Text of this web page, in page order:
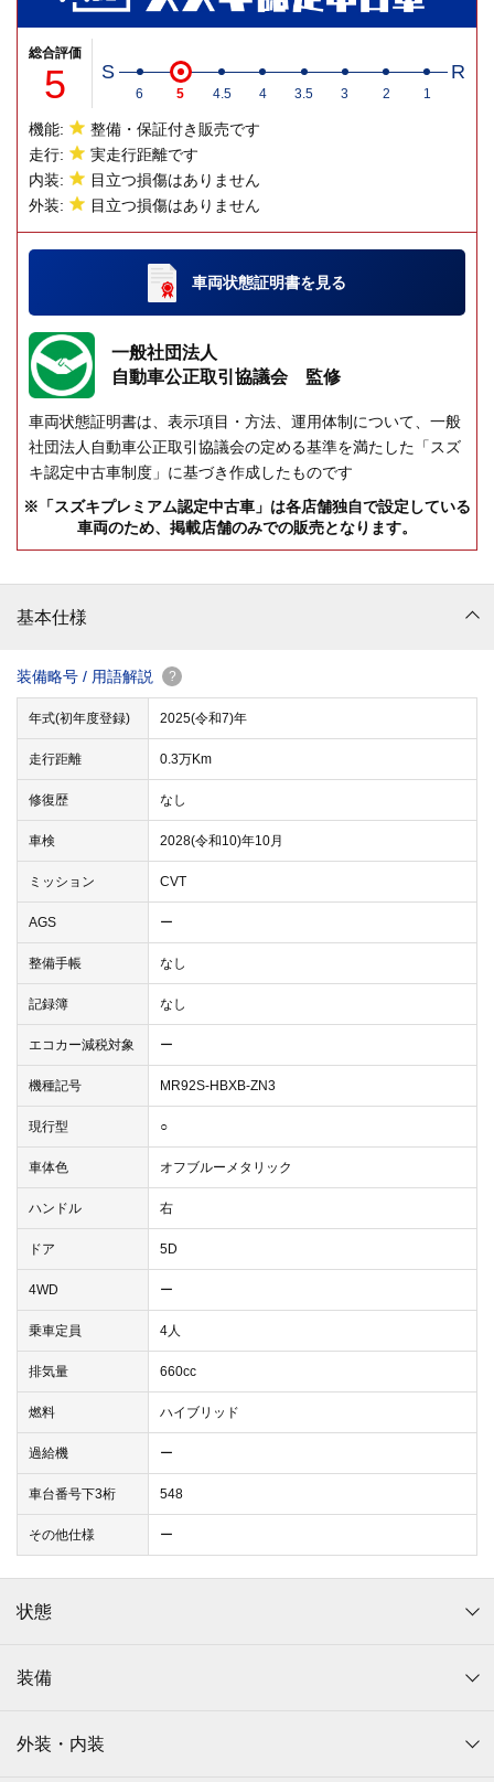
総合評価
5 S R
6 5 4.5 4 3.5 3 2 1
機能:
整備・保証付き販売です
走行:
実走行距離です
内装:
目立つ損傷はありません
外装:
目立つ損傷はありません
車両状態証明書を見る
一般社団法人
自動車公正取引協議会 監修
車両状態証明書は、表示項目・方法、運用体制について、一般
社団法人自動車公正取引協議会の定める基準を満たした「スズ
キ認定中古車制度」に基づき作成したものです
※「スズキプレミアム認定中古車」は各店舗独自で設定している
車両のため、掲載店舗のみでの販売となります。
基本仕様
装備略号 / 用語解説 ?
年式(初年度登録) 2025(令和7)年
走行距離 0.3万Km
修復歴 なし
車検 2028(令和10)年10月
ミッション CVT
AGS ー
整備手帳 なし
記録簿 なし
エコカー減税対象 ー
機種記号 MR92S-HBXB-ZN3
現行型 ○
車体色 オフブルーメタリック
ハンドル 右
ドア 5D
4WD ー
乗車定員 4人
排気量 660cc
燃料 ハイブリッド
過給機 ー
車台番号下3桁 548
その他仕様 ー
状態
装備
外装・内装